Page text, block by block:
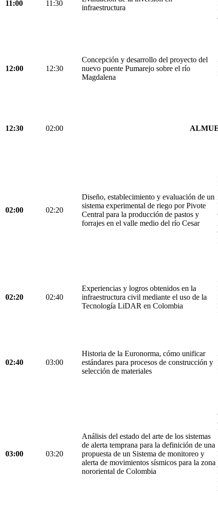
11:00 11:30
infraestructura
12:00 12:30
Concepción y desarrollo del proyecto del
nuevo puente Pumarejo sobre el río
Magdalena
12:30 02:00
02:00 02:20
Diseño, establecimiento y evaluación de un
sistema experimental de riego por Pivote
Central para la producción de pastos y
forrajes en el valle medio del río Cesar
02:20 02:40
Experiencias y logros obtenidos en la
infraestructura civil mediante el uso de la
Tecnología LiDAR en Colombia
02:40 03:00
Historia de la Euronorma, cómo unificar
estándares para procesos de construcción y
selección de materiales
03:00 03:20
Análisis del estado del arte de los sistemas
de alerta temprana para la definición de una
propuesta de un Sistema de monitoreo y
alerta de movimientos sísmicos para la zona
nororiental de Colombia